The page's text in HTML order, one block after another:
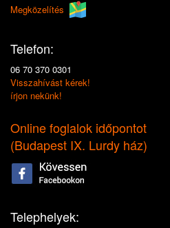
Megközelítés
Telefon:
06 70 370 0301
Visszahívást kérek!
írjon nekünk!
Online foglalok időpontot
(Budapest IX. Lurdy ház)
Telephelyek: